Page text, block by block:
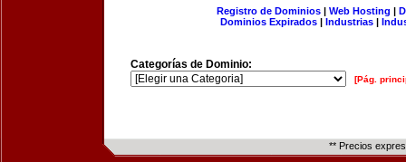
Registro de Dominios| Web Hosting |
Dominios Expirados | Industrias |
Categorías de Dominio:
[Pág.
** Precios